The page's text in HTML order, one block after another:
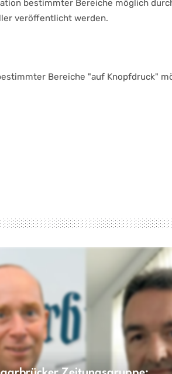
bestimmter Bereiche möglich
veröffentlicht werden.
Bereiche "auf Knopfdruck"